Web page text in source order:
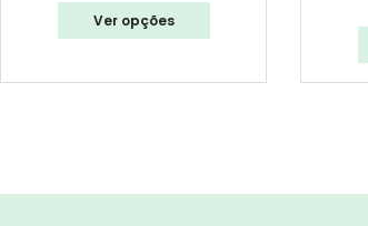
Ver opções